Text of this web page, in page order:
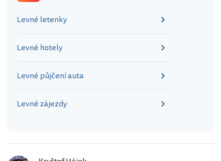
Levné letenky
Levné hotely
Levné půjčení auta
Levné zájezdy